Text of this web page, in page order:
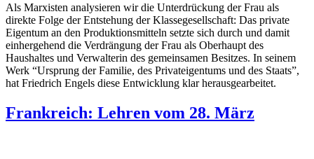
Als Marxisten analysieren wir die Unterdrückung der Frau als
direkte Folge der Entstehung der Klassegesellschaft: Das private
Eigentum an den Produktionsmitteln setzte sich durch und damit
einhergehend die Verdrängung der Frau als Oberhaupt des
Haushaltes und Verwalterin des gemeinsamen Besitzes. In seinem
Werk “Ursprung der Familie, des Privateigentums und des Staats”,
hat Friedrich Engels diese Entwicklung klar herausgearbeitet.
Frankreich: Lehren vom 28. März